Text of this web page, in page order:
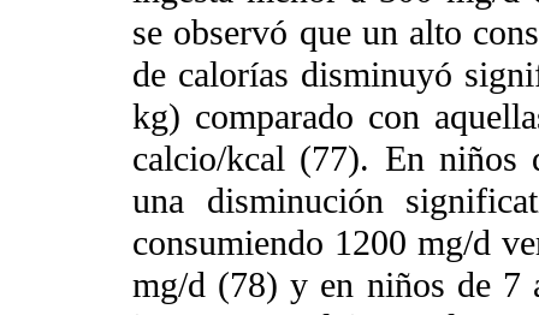
se observó que un alto
de calorías disminuyó
kg) comparado con
calcio/kcal (77). En niños
una disminución
consumiendo 1200 mg/d
mg/d (78) y en niños de 7